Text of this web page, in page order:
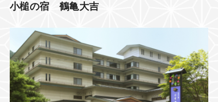
小槌の宿 鶴亀大吉